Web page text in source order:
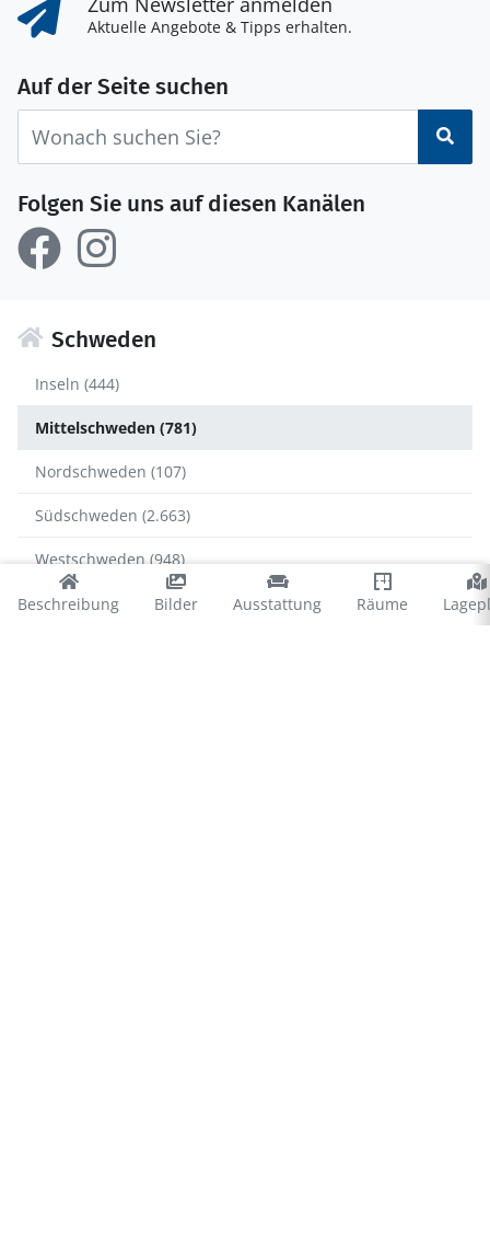
Beschreibung Bilder Ausstattung Räume
Aktuelle Angebote & Tipps erhalten.
Auf der Seite suchen
Folgen Sie uns auf diesen Kanälen
Schweden
Inseln (444)
Mittelschweden (781)
Nordschweden (107)
Südschweden (2.663)
Westschweden (948)
Mittelschweden